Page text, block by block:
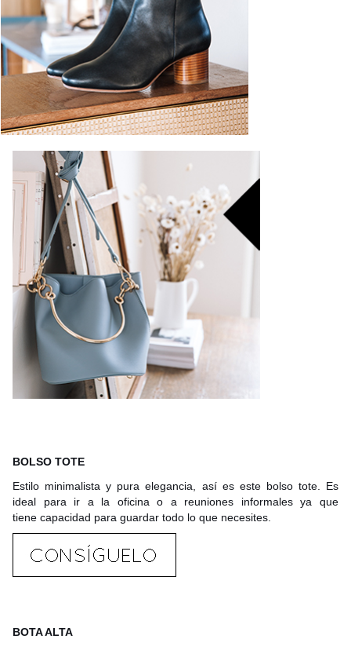
BOLSO TOTE
Estilo minimalista y pura elegancia, así es este bolso tote. Es
ideal para ir a la oficina o a reuniones informales ya que
tiene capacidad para guardar todo lo que necesites.
BOTA ALTA